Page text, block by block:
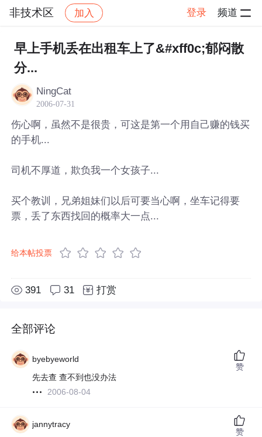
非技术区 加入 登录 频道
社区 非技术区 帖子详情
早上手机丢在出租车上了&#xff0c;郁闷散
分...
NingCat
2006-07-31
伤心啊，虽然不是很贵，可这是第一个用自己赚的钱买
的手机...
司机不厚道，欺负我一个女孩子...
买个教训，兄弟姐妹们以后可要当心啊，坐车记得要
票，丢了东西找回的概率大一点...
给本帖投票
391 31 打赏
全部评论
byebyeworld
先去查 查不到也没办法
2006-08-04
赞
jannytracy
赞